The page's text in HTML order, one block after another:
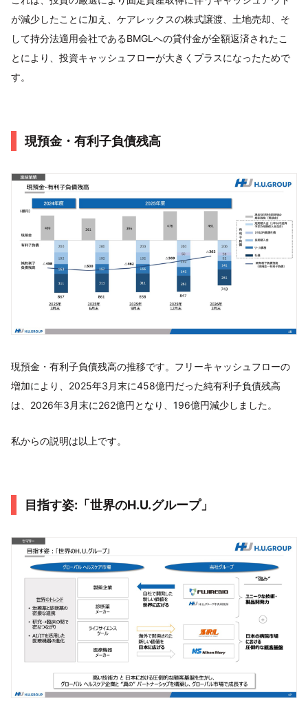
が減少したことに加え、ケアレックスの株式譲渡、土地売却、そ
して持分法適用会社であるBMGLへの貸付金が全額返済されたこ
とにより、投資キャッシュフローが大きくプラスになったためで
す。
現預金・有利子負債残高
現預金・有利子負債残高の推移です。フリーキャッシュフローの
増加により、2025年3月末に458億円だった純有利子負債残高
は、2026年3月末に262億円となり、196億円減少しました。
私からの説明は以上です。
目指す姿:「世界のH.U.グループ」